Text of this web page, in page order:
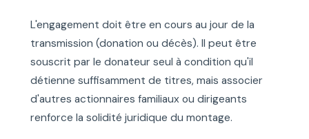
L'engagement doit être en cours au jour de la
transmission (donation ou décès). Il peut être
souscrit par le donateur seul à condition qu'il
détienne suffisamment de titres, mais associer
d'autres actionnaires familiaux ou dirigeants
renforce la solidité juridique du montage.